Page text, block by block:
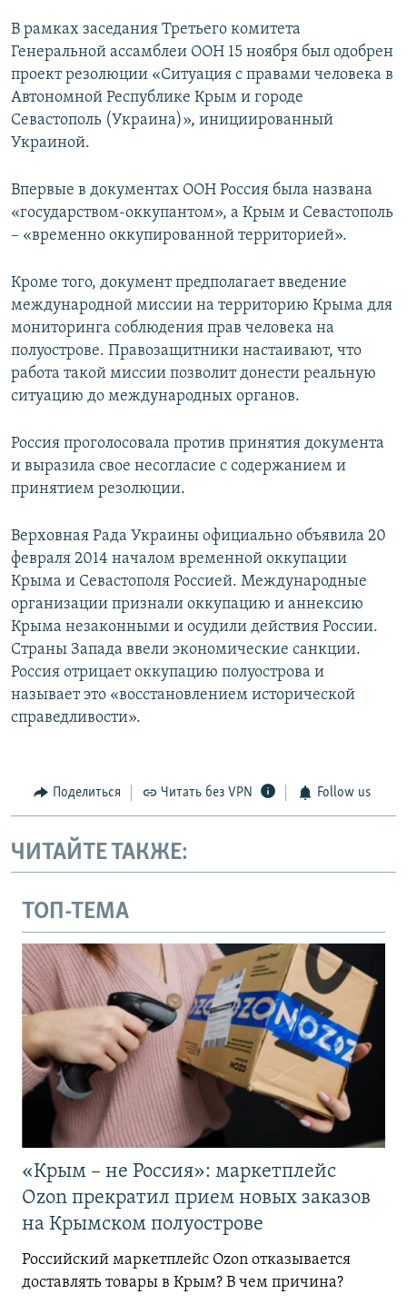
В рамках заседания Третьего комитета
Генеральной ассамблеи ООН 15 ноября был одобрен
проект резолюции «Ситуация с правами человека в
Автономной Республике Крым и городе
Севастополь (Украина)», инициированный
Украиной.
Впервые в документах ООН Россия была названа
«государством-оккупантом», а Крым и Севастополь
– «временно оккупированной территорией».
Кроме того, документ предполагает введение
международной миссии на территорию Крыма для
мониторинга соблюдения прав человека на
полуострове. Правозащитники настаивают, что
работа такой миссии позволит донести реальную
ситуацию до международных органов.
Россия проголосовала против принятия документа
и выразила свое несогласие с содержанием и
принятием резолюции.
Верховная Рада Украины официально объявила 20
февраля 2014 началом временной оккупации
Крыма и Севастополя Россией. Международные
организации признали оккупацию и аннексию
Крыма незаконными и осудили действия России.
Страны Запада ввели экономические санкции.
Россия отрицает оккупацию полуострова и
называет это «восстановлением исторической
справедливости».
Поделиться Читать без VPN Follow us
ЧИТАЙТЕ ТАКЖЕ:
ТОП-ТЕМА
«Крым – не Россия»: маркетплейс
Ozon прекратил прием новых заказов
на Крымском полуострове
Российский маркетплейс Ozon отказывается
доставлять товары в Крым? В чем причина?